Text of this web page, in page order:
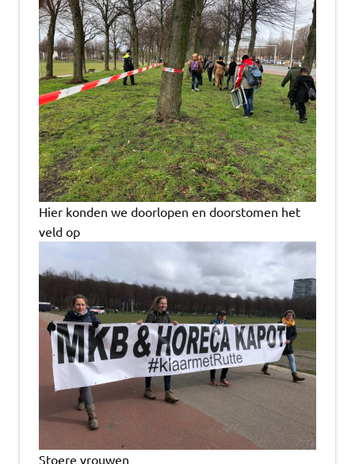
Hier konden we doorlopen en doorstomen het
veld op
Stoere vrouwen